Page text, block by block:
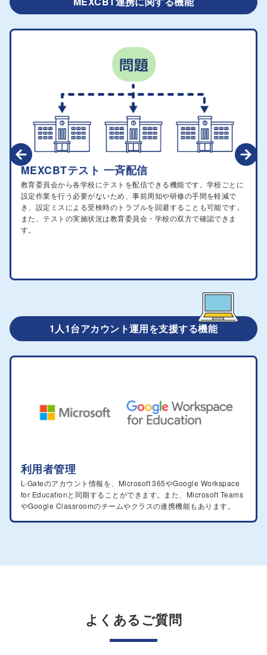
MEXCBTテスト クラス配信
学校内でテスト配信をする場合、L-Gate上に登録してある学年クラ
ス情報を選択し、特定のクラスや学年にテストを配信することが可
能です。
1人1台アカウント運用を支援する機能
利用者管理
L-Gateのアカウント情報を、Microsoft 365やGoogle Workspace
for Educationと同期することができます。また、Microsoft Teams
やGoogle Classroomのチームやクラスの連携機能もあります。
よくあるご質問